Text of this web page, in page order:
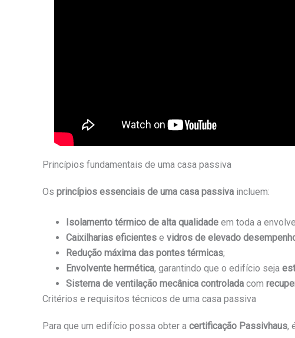
Princípios fundamentais de uma casa passiva
Os princípios essenciais de uma casa passiva incluem:
Isolamento térmico de alta qualidade em toda a
Caixilharias eficientes e vidros de elevado
Redução máxima das pontes térmicas;
Envolvente hermética, garantindo que o edifício seja
Sistema de ventilação mecânica controlada com
Critérios e requisitos técnicos de uma casa passiva
Para que um edifício possa obter a certificação Passivhaus,